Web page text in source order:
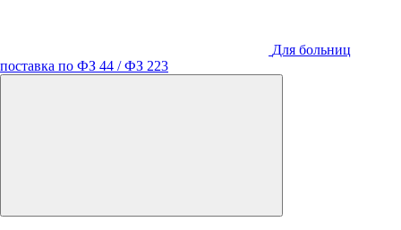
Для больниц
поставка по ФЗ 44 / ФЗ 223